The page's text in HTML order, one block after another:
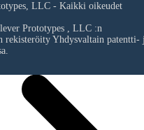
LLC - Kaikki oikeudet
Prototypes , LLC:n
rekisteröity Yhdysvaltain patentti-